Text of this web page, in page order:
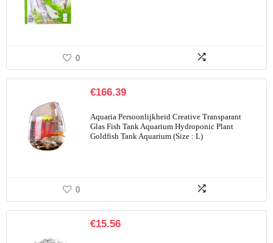
0
€166.39
Aquaria Persoonlijkheid Creative Transparant
Glas Fish Tank Aquarium Hydroponic Plant
Goldfish Tank Aquarium (Size : L)
0
€15.56